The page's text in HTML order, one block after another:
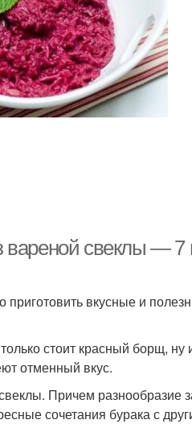
вареной свеклы — 7
вкусные и
стоит красный борщ,
отменный вкус.
Причем разнообразие
сочетания бурака с